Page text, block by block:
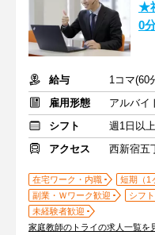
★
0
給与
1コマ(60
雇用形態
アルバイ
シフト
週1日以
アクセス
西新宿五
在宅ワーク・内職
短期（1
副業・Ｗワーク歓迎
シフ
未経験者歓迎
家庭教師のトライの求人一覧を